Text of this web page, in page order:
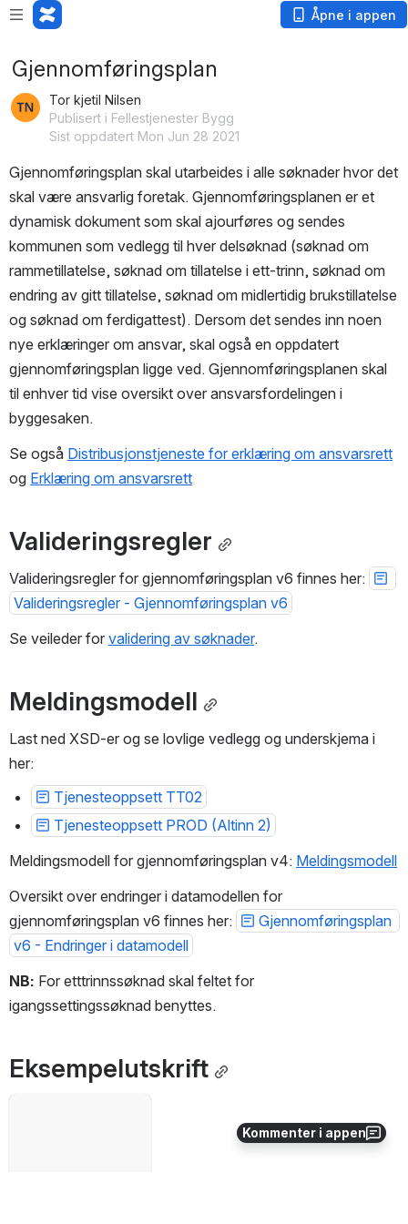
Åpne i appen
Kommenter i appen
Gjennomføringsplan
Tor kjetil Nilsen
Publisert i Fellestjenester Bygg
Sist oppdatert Mon Jun 28 2021
Gjennomføringsplan skal utarbeides i alle søknader hvor det
skal være ansvarlig foretak. Gjennomføringsplanen er et
dynamisk dokument som skal ajourføres og sendes
kommunen som vedlegg til hver delsøknad (søknad om
rammetillatelse, søknad om tillatelse i ett-trinn, søknad om
endring av gitt tillatelse, søknad om midlertidig brukstillatelse
og søknad om ferdigattest). Dersom det sendes inn noen
nye erklæringer om ansvar, skal også en oppdatert
gjennomføringsplan ligge ved. Gjennomføringsplanen skal
til enhver tid vise oversikt over ansvarsfordelingen i
byggesaken.
Se også Distribusjonstjeneste for erklæring om ansvarsrett
og Erklæring om ansvarsrett
Valideringsregler
Valideringsregler for gjennomføringsplan v6 finnes her:
Valideringsregler - Gjennomføringsplan v6
Se veileder for validering av søknader.
Meldingsmodell
Last ned XSD-er og se lovlige vedlegg og underskjema i
her:
Tjenesteoppsett TT02
Tjenesteoppsett PROD (Altinn 2)
Meldingsmodell for gjennomføringsplan v4: Meldingsmodell
Oversikt over endringer i datamodellen for
gjennomføringsplan v6 finnes her:
Gjennomføringsplan
v6 - Endringer i datamodell
NB: For etttrinnssøknad skal feltet for
igangssettingssøknad benyttes.
Eksempelutskrift